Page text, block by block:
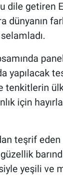
dile getiren
dünyanın
yapılacak
tenkitlerin
için
teşrif
yeşili ve